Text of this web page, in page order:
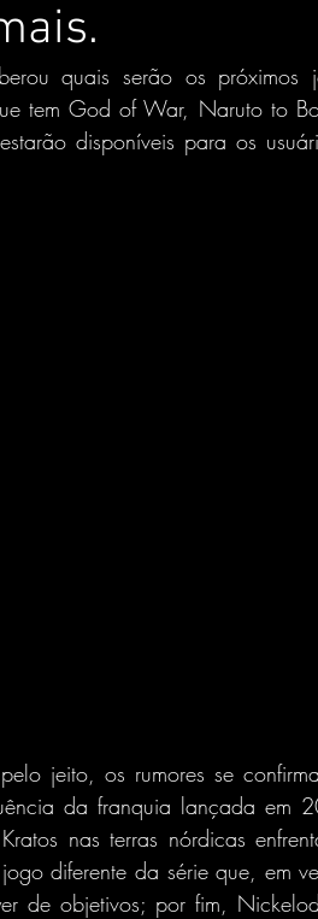
quais serão os próximos
tem God of War, Naruto to
disponíveis para os
jeito, os rumores se
da franquia lançada em
nas terras nórdicas
diferente da série que, em
de objetivos; por fim,